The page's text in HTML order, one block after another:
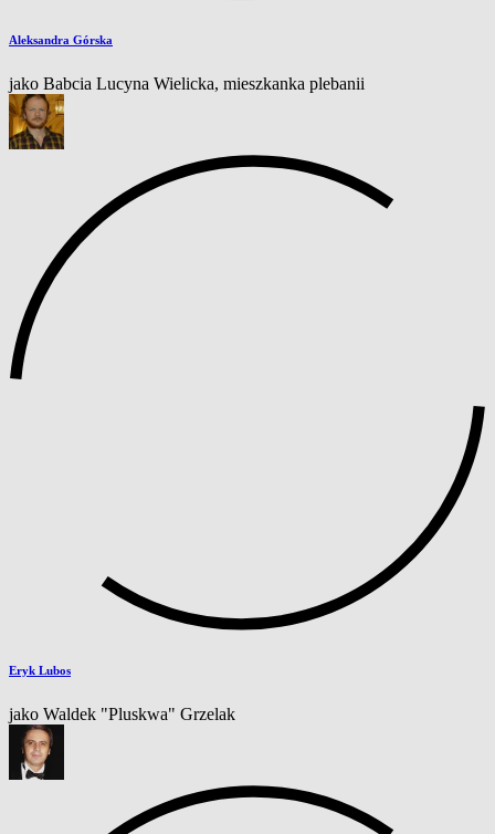
Aleksandra Górska
jako Babcia Lucyna Wielicka, mieszkanka plebanii
Eryk Lubos
jako Waldek "Pluskwa" Grzelak